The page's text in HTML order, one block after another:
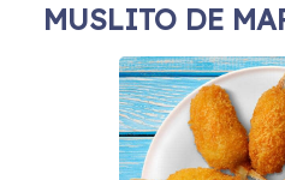
MUSLITO DE